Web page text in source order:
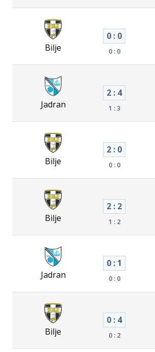
Bilje
0 : 0
0 : 0
Jadran
2 : 4
1 : 3
Bilje
2 : 0
0 : 0
Bilje
2 : 2
1 : 2
Jadran
0 : 1
0 : 0
Bilje
0 : 4
0 : 2